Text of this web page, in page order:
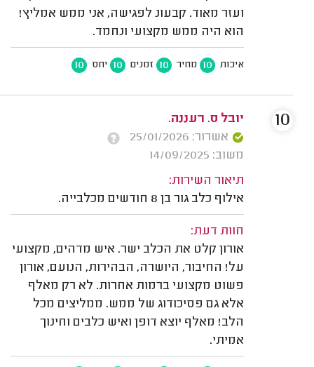
ועזר מאוד. קבעונ לפגישה, אני ממש אמליץ!
הוא היה ממש מקצועי ונחמד.
איכות 10 מחיר 10 זמנים 10 יחס 10
יובל ס. רעננה.
אשרור: 25/01/2026
משוב: 14/09/2025
תיאור השירות:
אילוף כלב גור בן 8 חודשים מכלבייה.
חוות דעת:
אורון קלט את הכלב ישר. איש מדהים, מקצועי
על! החיבור, היושרה, הבהירות, הנועם, אורון
פשוט מקצועי ברמות אחרות. לא רק מאלף
אלא גם פסיכודוג של ממש. ממליצים מכל
הלב! מאלף יוצא דופן ואיש כלבים וחינוך
אמיתי.
10